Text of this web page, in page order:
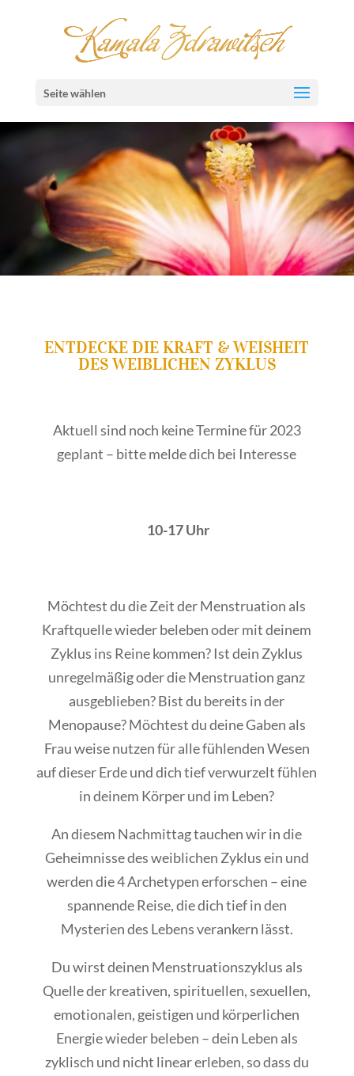
Seite wählen
ENTDECKE DIE KRAFT & WEISHEIT
DES WEIBLICHEN ZYKLUS
Aktuell sind noch keine Termine für 2023
geplant – bitte melde dich bei Interesse
10-17 Uhr
Möchtest du die Zeit der Menstruation als
Kraftquelle wieder beleben oder mit deinem
Zyklus ins Reine kommen? Ist dein Zyklus
unregelmäßig oder die Menstruation ganz
ausgeblieben? Bist du bereits in der
Menopause? Möchtest du deine Gaben als
Frau weise nutzen für alle fühlenden Wesen
auf dieser Erde und dich tief verwurzelt fühlen
in deinem Körper und im Leben?
An diesem Nachmittag tauchen wir in die
Geheimnisse des weiblichen Zyklus ein und
werden die 4 Archetypen erforschen – eine
spannende Reise, die dich tief in den
Mysterien des Lebens verankern lässt.
Du wirst deinen Menstruationszyklus als
Quelle der kreativen, spirituellen, sexuellen,
emotionalen, geistigen und körperlichen
Energie wieder beleben – dein Leben als
zyklisch und nicht linear erleben, so dass du